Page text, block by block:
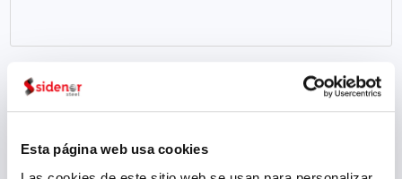
Esta página web usa cookies
Branche (*)